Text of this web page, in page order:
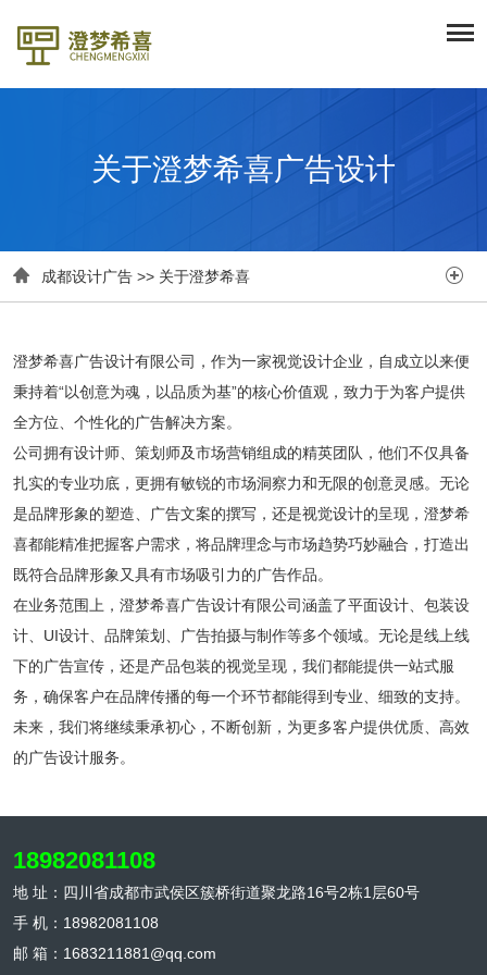
关于澄梦希喜广告设计
 成都设计广告 >> 关于澄梦希喜 
澄梦希喜广告设计有限公司，作为一家视觉设计企业，自成立以来便
秉持着“以创意为魂，以品质为基”的核心价值观，致力于为客户提供
全方位、个性化的广告解决方案。
公司拥有设计师、策划师及市场营销组成的精英团队，他们不仅具备
扎实的专业功底，更拥有敏锐的市场洞察力和无限的创意灵感。无论
是品牌形象的塑造、广告文案的撰写，还是视觉设计的呈现，澄梦希
喜都能精准把握客户需求，将品牌理念与市场趋势巧妙融合，打造出
既符合品牌形象又具有市场吸引力的广告作品。
在业务范围上，澄梦希喜广告设计有限公司涵盖了平面设计、包装设
计、UI设计、品牌策划、广告拍摄与制作等多个领域。无论是线上线
下的广告宣传，还是产品包装的视觉呈现，我们都能提供一站式服
务，确保客户在品牌传播的每一个环节都能得到专业、细致的支持。
未来，我们将继续秉承初心，不断创新，为更多客户提供优质、高效
的广告设计服务。
18982081108
地 址：四川省成都市武侯区簇桥街道聚龙路16号2栋1层60号
手 机：18982081108
邮 箱：1683211881@qq.com